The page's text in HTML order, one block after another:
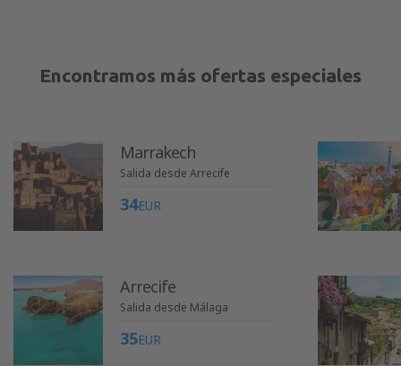
Encontramos más ofertas especiales
Marrakech
Salida desde Arrecife
34EUR
Arrecife
Salida desde Málaga
35EUR